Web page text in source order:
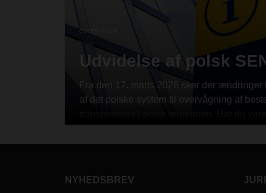
02/25/2026
Udvidelse af polsk
Fra den 17. marts 2026 sker der ændringer
af det polske system til overvågning af
NYHEDSBREV